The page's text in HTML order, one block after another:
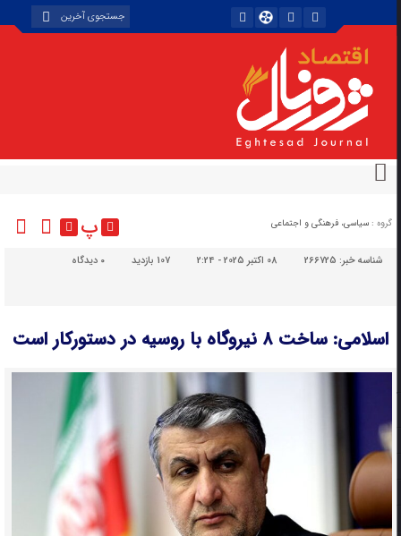
گروه : سیاسی، فرهنگی و اجتماعی پ
شناسه خبر:266725 08 اکتبر 2025 - 2:24 107 بازدید دیدگاه
اسلامی: ساخت ۸ نیروگاه با روسیه در دستورکار است